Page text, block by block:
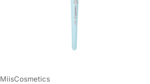
Proveedor:
MiisCosmetics